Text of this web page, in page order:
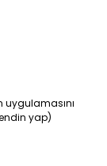
uygulamasını
yap)